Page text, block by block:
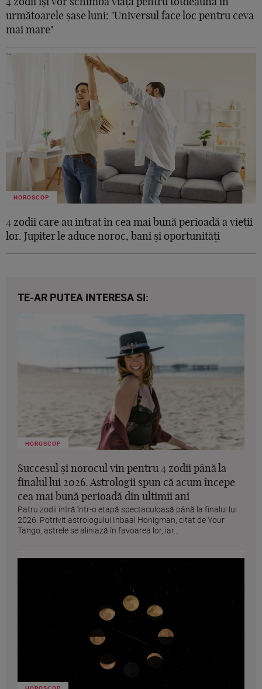
4 zodii își vor schimba viața pentru totdeauna în
următoarele șase luni: "Universul face loc pentru ceva
mai mare"
HOROSCOP
4 zodii care au intrat în cea mai bună perioadă a vieții
lor. Jupiter le aduce noroc, bani și oportunități
TE-AR PUTEA INTERESA SI:
HOROSCOP
Succesul și norocul vin pentru 4 zodii până la
finalul lui 2026. Astrologii spun că acum începe
cea mai bună perioadă din ultimii ani
Patru zodii intră într-o etapă spectaculoasă până la finalul lui
2026. Potrivit astrologului Inbaal Honigman, citat de Your
Tango, astrele se aliniază în favoarea lor, iar...